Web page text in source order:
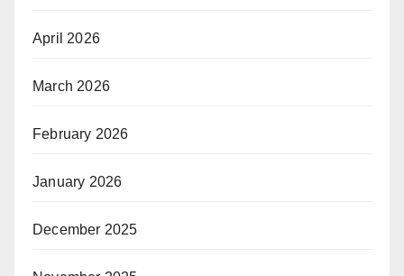
April 2026
March 2026
February 2026
January 2026
December 2025